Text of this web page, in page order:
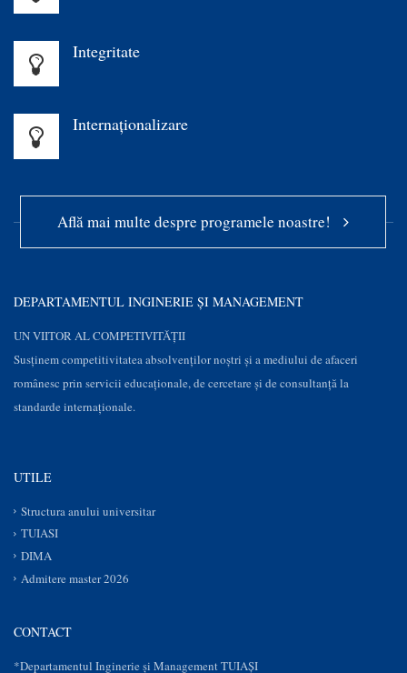
Integritate
Internaționalizare
Află mai multe despre programele noastre!
DEPARTAMENTUL INGINERIE ȘI MANAGEMENT
UN VIITOR AL COMPETIVITĂȚII
Susţinem competitivitatea absolvenților noștri și a mediului de afaceri
românesc prin servicii educaţionale, de cercetare şi de consultanţă la
standarde internaționale.
UTILE
Structura anului universitar
TUIASI
DIMA
Admitere master 2026
CONTACT
*Departamentul Inginerie și Management TUIAȘI